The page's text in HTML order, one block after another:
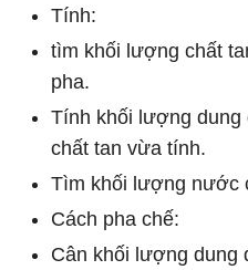
Tính:
tìm khối lượng chất
pha.
Tính khối lượng dung
chất tan vừa tính.
Tìm khối lượng nước
Cách pha chế:
Cân khối lượng dung